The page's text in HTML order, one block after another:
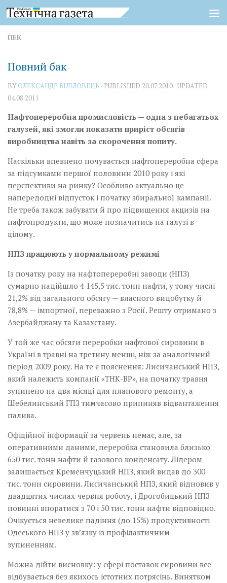
Skip to content
ПЕК
Повний бак
BY ОЛЕКСАНДР БІЛІЛОВЕЦЬ · PUBLISHED 20.07.2010 · UPDATED
04.08.2011
Нафтопереробна промисловість — одна з небагатьох
галузей, які змогли показати приріст обсягів
виробництва навіть за скорочення попиту.
Наскільки впевнено почувається нафтопереробна сфера
за підсумками першої половини 2010 року і які
перспективи на ринку? Особливо актуально це
напередодні відпусток і початку збиральної кампанії.
Не треба також забувати й про підвищення акцизів на
нафтопродукти, що може позначитись на галузі в
цілому.
НПЗ працюють у нормальному режимі
Із початку року на нафтопереробні заводи (НПЗ)
сумарно надійшло 4 145,5 тис. тонн нафти, у тому числі
21,2% від загального обсягу — власного видобутку й
78,8% — імпортної, переважно з Росії. Решту отримано з
Азербайджану та Казахстану.
У той же час обсяги переробки нафтової сировини в
Україні в травні на третину менші, ніж за аналогічний
період 2009 року. На те є пояснення: Лисичанський НПЗ,
який належить компанії «ТНК-BP», на початку травня
зупинено на два місяці для планового ремонту, а
Шебелинський ГПЗ тимчасово припиняв відвантаження
палива.
Офіційної інформації за червень немає, але, за
оперативними даними, переробка становила близько
650 тис. тонн нафти й газового конденсату. Лідером
залишається Кременчуцький НПЗ, який видав до 300
тис. тонн сировини. Лисичанський НПЗ, який відновив у
двадцятих числах червня роботу, і Дрогобицький НПЗ
повинні впоратися з 70 і 50 тис. тонн нафти відповідно.
Очікується невелике падіння (до 15%) продуктивності
Одеського НПЗ у зв’язку із профілактичним
зупиненням.
Можна дійти висновку: у сфері поставок сировини все
відбувається без якихось істотних потрясінь. Винятком